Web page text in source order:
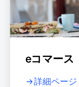
eコマース
詳細ペー